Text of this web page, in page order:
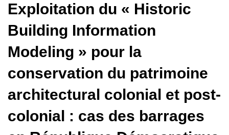
Exploitation du « Historic
Building Information
Modeling » pour la
conservation du patrimoine
architectural colonial et post-
colonial : cas des barrages